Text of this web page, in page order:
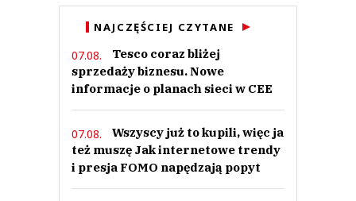
NAJCZĘŚCIEJ CZYTANE
07.08.
Tesco coraz bliżej
sprzedaży biznesu. Nowe
informacje o planach sieci w CEE
07.08.
Wszyscy już to kupili, więc ja
też muszę Jak internetowe trendy
i presja FOMO napędzają popyt